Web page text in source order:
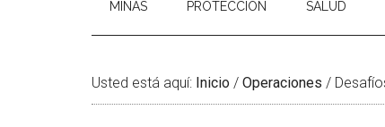
MINAS PROTECCIÓN SALUD
Usted está aquí: Inicio / Operaciones /